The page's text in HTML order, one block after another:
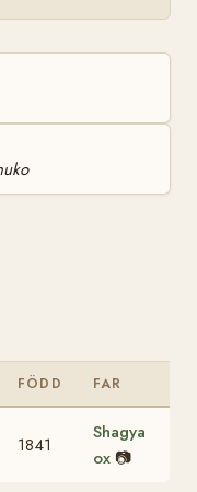
FÖDD FAR
1841
Shagya
ox 📷